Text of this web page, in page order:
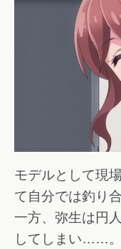
モデルとして現
て自分では釣り
一方、弥生は円
してしまい……。